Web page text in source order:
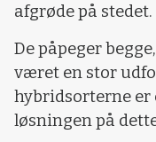
afgrøde på stedet.
De påpeger
været en stor
hybridsorterne er
løsningen på